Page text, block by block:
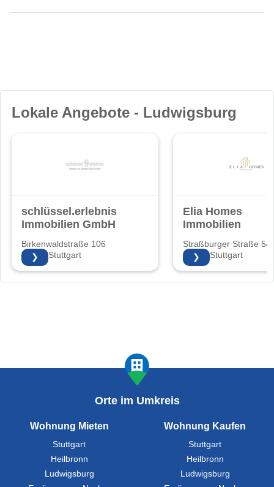
Lokale Angebote - Ludwigsburg
schlüssel.erlebnis
Immobilien GmbH
Birkenwaldstraße 106
70191 Stuttgart
❯
Elia Homes
Immobilien
Straßburger Straße 54
70435 Stuttgart
❯
Orte im Umkreis
Wohnung Mieten
Stuttgart
Heilbronn
Ludwigsburg
Wohnung Kaufen
Stuttgart
Heilbronn
Ludwigsburg